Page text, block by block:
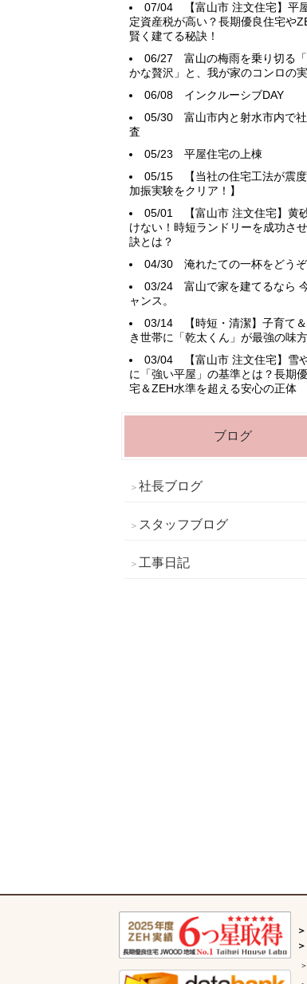
07/04
【富山市 注文住宅】平
定資産税が高い？長期優良住宅や
賢く建てる秘訣！
06/27 富山の梅雨を乗り切る
かな贅沢」と、我が家のコンロの
06/08 インクルーシブDAY
05/30 富山市内と射水市内で
査
05/23 平屋住宅の上棟
05/15
【当社の住宅工法が震
加振実験をクリア！】
05/01
【富山市 注文住宅】黄
けない！時短ランドリーを成功さ
訣とは？
04/30 淹れたての一杯をどうぞ
03/24 富山で家を建てるなら
ャンス。
03/14
【時短・清潔】子育て
き世帯に「乾太くん」が最強の味方
03/04
【富山市 注文住宅】雪
に「強い平屋」の基準とは？長期
宅＆ZEH水準を超える安心の正体
ブログ
社長ブログ
スタッフブログ
工事日記